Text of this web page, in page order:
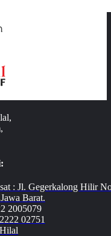
: Jl. Gegerkalong Hilir
Barat.
2005079
02751